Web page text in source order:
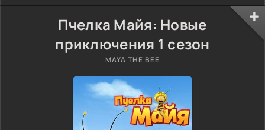
Пчелка Майя: Новые
приключения 1 сезон
MAYA THE BEE